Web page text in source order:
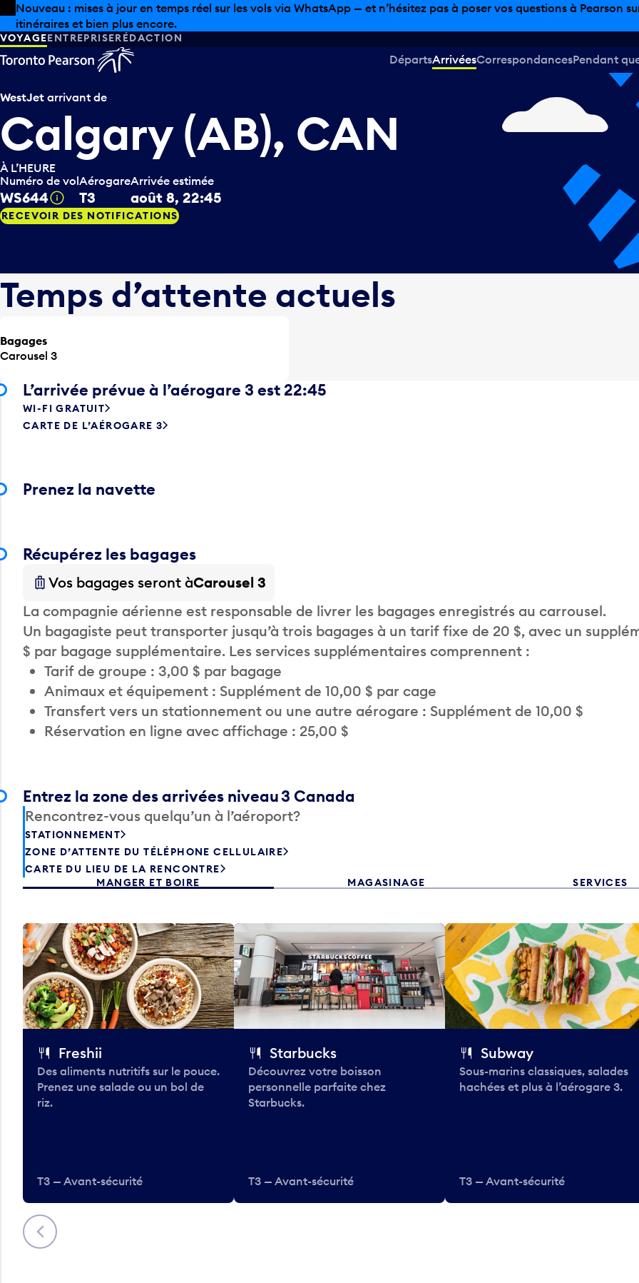
Skip to offers
Passer au contenu principal
Nouveau : mises à jour en temps réel sur les vols via WhatsApp — et n’hésitez pas à poser vos questions à Pearson
itinéraires et bien plus encore.
VOYAGEENTREPRISERÉDACTION
DépartsArrivéesCorrespondancesPendant
WestJet arrivant de
Calgary (AB), CAN
À L’HEURE
Numéro de vol
WS644 Infobulle
Aérogare
T3
Arrivée estimée
août 8, 22:45
RECEVOIR DES NOTIFICATIONS
Temps d’attente actuels
Bagages
Carousel 3
L’arrivée prévue à l’aérogare 3 est 22:45
WI-FI GRATUIT
CARTE DE L’AÉROGARE 3
Prenez la navette
Récupérez les bagages
Vos bagages seront àCarousel 3
La compagnie aérienne est responsable de livrer les bagages enregistrés au carrousel.
Un bagagiste peut transporter jusqu’à trois bagages à un tarif fixe de 20 $, avec un
$ par bagage supplémentaire. Les services supplémentaires comprennent :
Tarif de groupe : 3,00 $ par bagage
Animaux et équipement : Supplément de 10,00 $ par cage
Transfert vers un stationnement ou une autre aérogare : Supplément de 10,00 $
Réservation en ligne avec affichage : 25,00 $
Entrez la zone des arrivées niveau 3 Canada
Rencontrez-vous quelqu’un à l’aéroport?
STATIONNEMENT
ZONE D’ATTENTE DU TÉLÉPHONE CELLULAIRE
CARTE DU LIEU DE LA RENCONTRE
MANGER ET BOIRE
MAGASINAGE SERVICES
Précédent
Freshii
Des aliments nutritifs sur le pouce.
Prenez une salade ou un bol de
riz.
T3 — Avant-sécurité
Starbucks
Découvrez votre boisson
personnelle parfaite chez
Starbucks.
T3 — Avant-sécurité
Subway
Sous-marins classiques, salades
hachées et plus à l’aérogare 3.
T3 — Avant-sécurité